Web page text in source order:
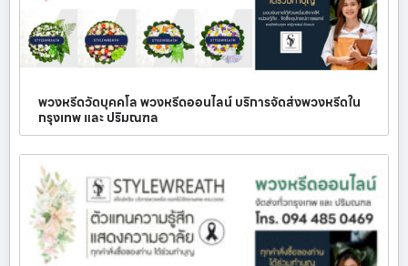
พวงหรีดวัดบุคคโล พวงหรีดออนไลน์ บริการจัดส่งพวงหรีดใน
กรุงเทพ และ ปริมณฑล